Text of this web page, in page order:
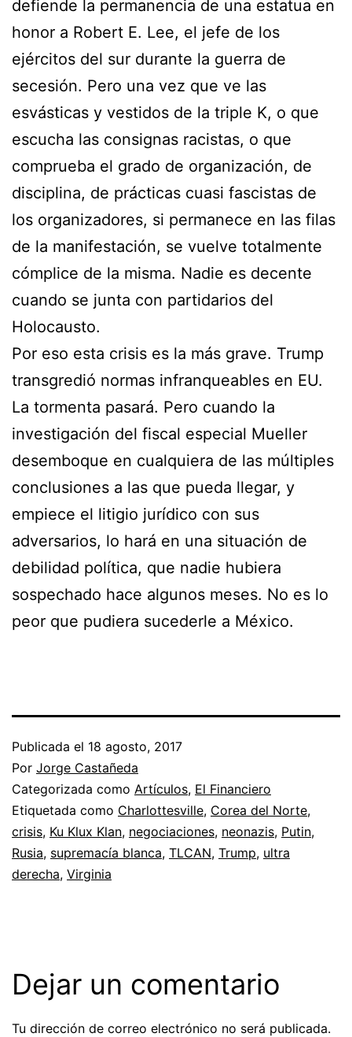
defiende la permanencia de una estatua en
honor a Robert E. Lee, el jefe de los
ejércitos del sur durante la guerra de
secesión. Pero una vez que ve las
esvásticas y vestidos de la triple K, o que
escucha las consignas racistas, o que
comprueba el grado de organización, de
disciplina, de prácticas cuasi fascistas de
los organizadores, si permanece en las filas
de la manifestación, se vuelve totalmente
cómplice de la misma. Nadie es decente
cuando se junta con partidarios del
Holocausto.
Por eso esta crisis es la más grave. Trump
transgredió normas infranqueables en EU.
La tormenta pasará. Pero cuando la
investigación del fiscal especial Mueller
desemboque en cualquiera de las múltiples
conclusiones a las que pueda llegar, y
empiece el litigio jurídico con sus
adversarios, lo hará en una situación de
debilidad política, que nadie hubiera
sospechado hace algunos meses. No es lo
peor que pudiera sucederle a México.
Publicada el 18 agosto, 2017
Por Jorge Castañeda
Categorizada como Artículos, El Financiero
Etiquetada como Charlottesville, Corea del Norte,
crisis, Ku Klux Klan, negociaciones, neonazis, Putin,
Rusia, supremacía blanca, TLCAN, Trump, ultra
derecha, Virginia
Dejar un comentario
Tu dirección de correo electrónico no será publicada.